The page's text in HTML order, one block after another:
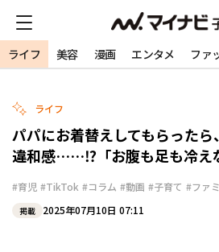
ライフ 美容 漫画 エンタメ ファ
ライフ
パパにお着替えしてもらった
違和感……⁉「お腹も足も冷え
#育児 #TikTok #コラム #動画 #子育て #ファ
掲載 2025年07月10日 07:11